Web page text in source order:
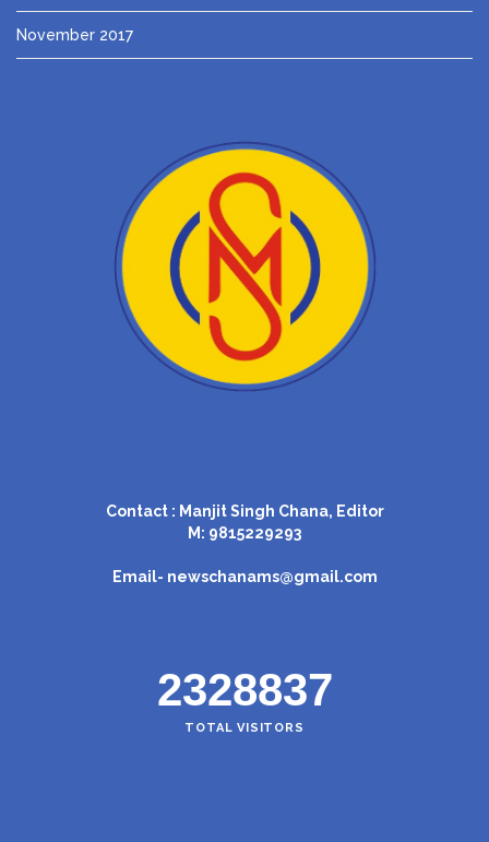
November 2017
Contact : Manjit Singh Chana, Editor
M: 9815229293
Email- newschanams@gmail.com
2328837
TOTAL VISITORS